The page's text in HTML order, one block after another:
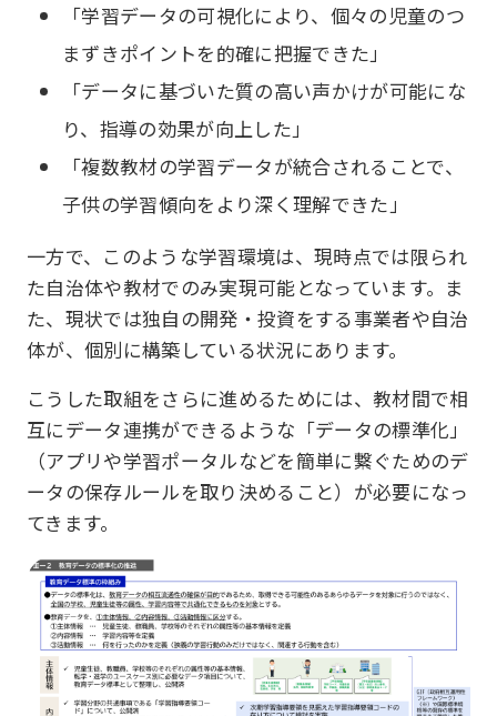
「学習データの可視化により、個々の児童のつ
まずきポイントを的確に把握できた」
「データに基づいた質の高い声かけが可能にな
り、指導の効果が向上した」
「複数教材の学習データが統合されることで、
子供の学習傾向をより深く理解できた」
一方で、このような学習環境は、現時点では限られ
た自治体や教材でのみ実現可能となっています。ま
た、現状では独自の開発・投資をする事業者や自治
体が、個別に構築している状況にあります。
こうした取組をさらに進めるためには、教材間で相
互にデータ連携ができるような「データの標準化」
（アプリや学習ポータルなどを簡単に繋ぐためのデ
ータの保存ルールを取り決めること）が必要になっ
てきます。